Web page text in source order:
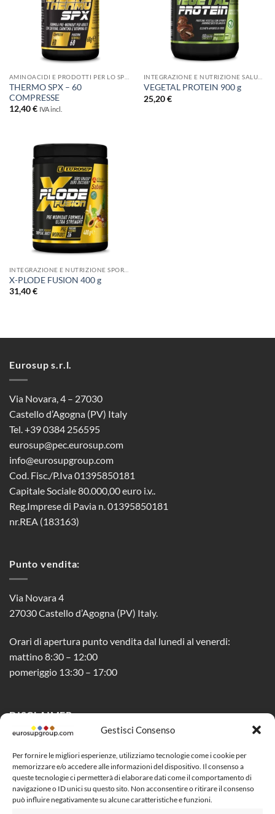
Gestisci Consenso
Per fornire le migliori esperienze, utilizziamo tecnologie come i cookie per
memorizzare e/o accedere alle informazioni del dispositivo. Il consenso a
queste tecnologie ci permetterà di elaborare dati come il comportamento di
navigazione o ID unici su questo sito. Non acconsentire o ritirare il consenso
può influire negativamente su alcune caratteristiche e funzioni.
THERMO SPX – 60
COMPRESSE
12,40€ IVA incl.
VEGETAL PROTEIN 900 g
25,20€
X-PLODE FUSION 400 g
31,40€
Eurosup s.r.l.
Via Novara, 4 – 27030
Castello d’Agogna (PV) Italy
Tel. +39 0384 256595
eurosup@pec.eurosup.com
info@eurosupgroup.com
Cod. Fisc./P.Iva 01395850181
Capitale Sociale 80.000,00 euro i.v..
Reg.Imprese di Pavia n. 01395850181
nr.REA (183163)
Punto vendita:
Via Novara 4
27030 Castello d’Agogna (PV) Italy.
Orari di apertura punto vendita dal lunedi al venerdi:
mattino 8:30 – 12:00
pomeriggio 13:30 – 17:00
DISCLAIMER
Privacy Policy
Cookie Policy (UE)
Social Media Policy